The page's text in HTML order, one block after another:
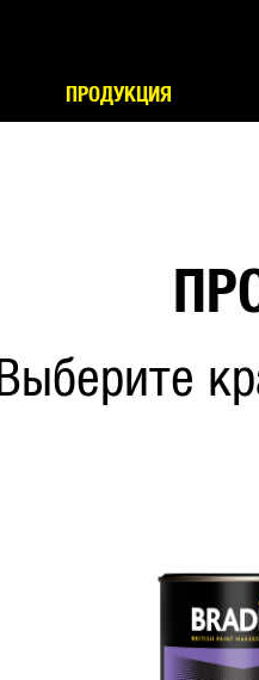
ПРОДУКЦИЯ
Выберите